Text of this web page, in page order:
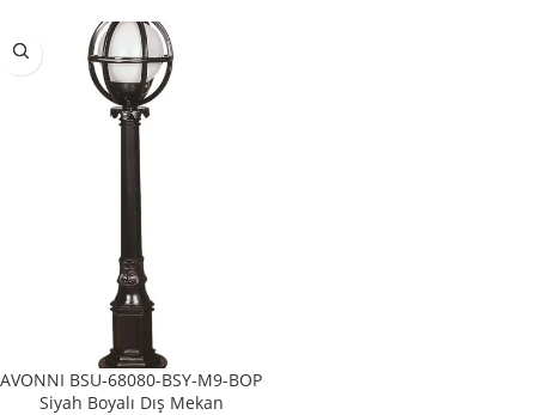
AVONNI BSU-68080-BSY-M9-BOP
Siyah Boyalı Dış Mekan